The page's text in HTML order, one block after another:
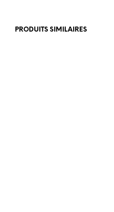
PRODUITS SIMILAIRES